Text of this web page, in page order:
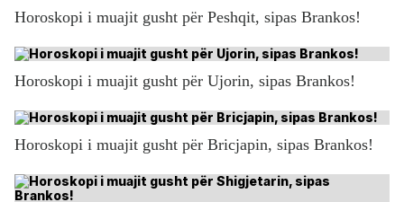
Horoskopi i muajit gusht për Peshqit, sipas Brankos!
Horoskopi i muajit gusht për Ujorin, sipas Brankos!
Horoskopi i muajit gusht për Bricjapin, sipas Brankos!